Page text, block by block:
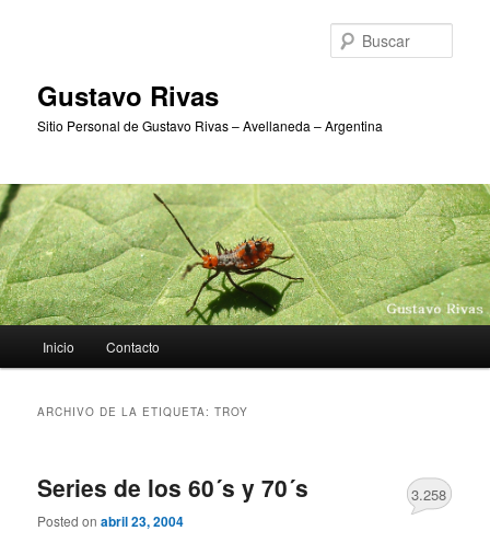
Gustavo Rivas
Sitio Personal de Gustavo Rivas – Avellaneda – Argentina
principal
Inicio Contacto
ARCHIVO DE LA ETIQUETA:TROY
Series de los 60´s y 70´s
Posted onabril 23, 2004
3.258